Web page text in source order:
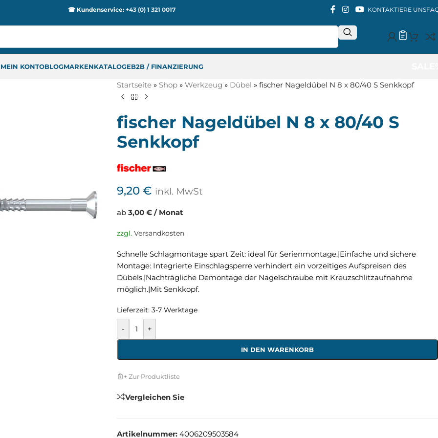
☎ Kundenservice:+43 (0) 1 321 0017 KONTAKTIERE UNS
MEIN KONTOBLOGMARKENKATALOGEB2B / FINANZIERUNG
Startseite » Shop » Werkzeug » Dübel » fischer Nageldübel N 8 x 80/40 S Senkkopf
fischer Nageldübel N 8 x 80/40 S
Senkkopf
9,20 € inkl. MwSt
ab 3,00 € / Monat
zzgl. Versandkosten
Schnelle Schlagmontage spart Zeit: ideal für Serienmontage.|Einfache und sichere
Montage: Integrierte Einschlagsperre verhindert ein vorzeitiges Aufspreisen des
Dübels.|Nachträgliche Demontage der Nagelschraube mit Kreuzschlitzaufnahme
möglich.|Mit Senkkopf.
Lieferzeit: 3-7 Werktage
- +
IN DEN WARENKORB
+ Zur Produktliste
Vergleichen Sie
Artikelnummer: 4006209503584